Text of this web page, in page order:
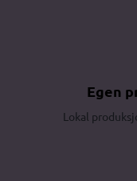
Egen
Lokal